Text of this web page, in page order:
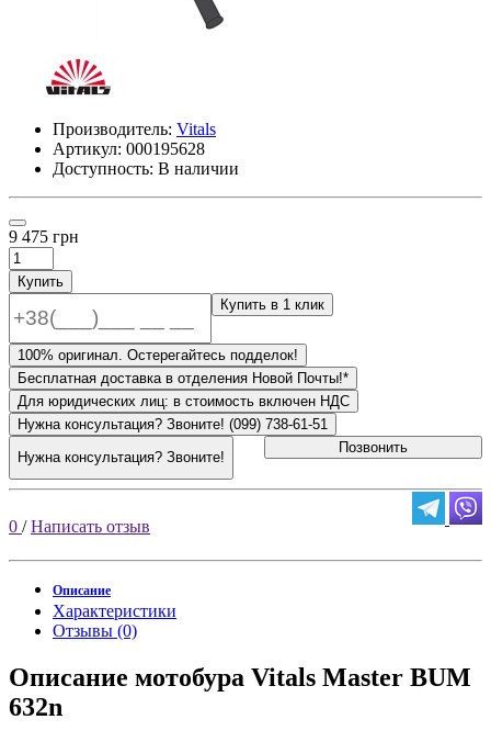
Производитель: Vitals
Артикул: 000195628
Доступность: В наличии
9 475 грн
Купить
Купить в 1 клик
100% оригинал. Остерегайтесь подделок!
Бесплатная доставка в отделения Новой Почты!*
Для юридических лиц: в стоимость включен НДС
Нужна консультация? Звоните! (099) 738-61-51
Нужна консультация? Звоните!
Позвонить
0 /Написать отзыв
Описание
Характеристики
Отзывы (0)
Описание мотобура Vitals Master BUM
632n